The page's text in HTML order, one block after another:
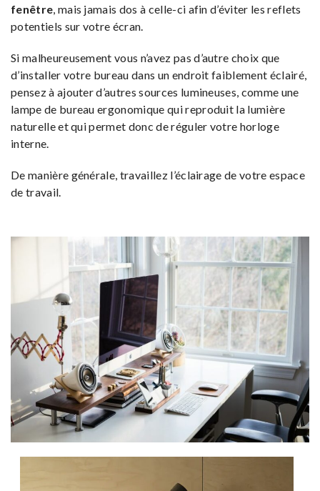
fenêtre, mais jamais dos à celle-ci afin d’éviter les reflets
potentiels sur votre écran.
Si malheureusement vous n’avez pas d’autre choix que
d’installer votre bureau dans un endroit faiblement éclairé,
pensez à ajouter d’autres sources lumineuses, comme une
lampe de bureau ergonomique qui reproduit la lumière
naturelle et qui permet donc de réguler votre horloge
interne.
De manière générale, travaillez l’éclairage de votre espace
de travail.